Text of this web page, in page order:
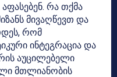
რა თქმა
მივაღწევთ და
რომ
ინტეგრაცია და
აუცილებელი
მთლიანობის